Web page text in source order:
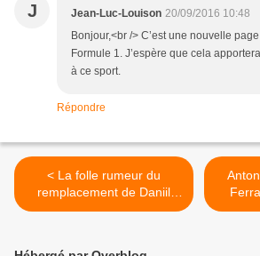
J Jean-Luc-Louison 20/09/2016 10:48
Bonjour,<br /> C’est une nouvelle
Formule 1. J’espère que cela
à ce sport.
Répondre
< La folle rumeur du
remplacement de Daniil
Kvyat à Singapour